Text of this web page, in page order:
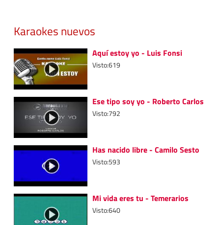
Karaokes nuevos
Aquí estoy yo - Luis Fonsi
Visto:619
Ese tipo soy yo - Roberto Carlos
Visto:792
Has nacido libre - Camilo Sesto
Visto:593
Mi vida eres tu - Temerarios
Visto:640